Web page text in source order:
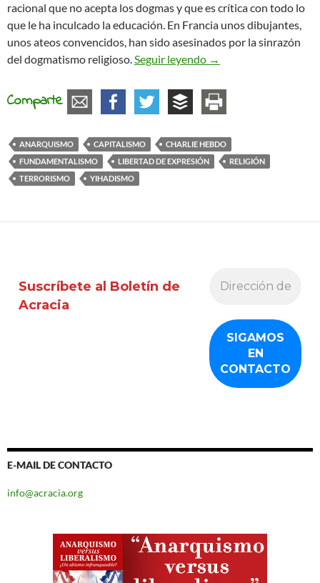
racional que no acepta los dogmas y que es crítica con todo lo
que le ha inculcado la educación. En Francia unos dibujantes,
unos ateos convencidos, han sido asesinados por la sinrazón
del dogmatismo religioso.Seguir leyendo Je suis Charlie o el
→
Comparte
ANARQUISMO CAPITALISMO
CHARLIE HEBDO
FUNDAMENTALISMO
LIBERTAD DE EXPRESIÓN
RELIGIÓN
TERRORISMO
YIHADISMO
Suscríbete al Boletín de
Acracia
E-MAIL DE CONTACTO
info@acracia.org